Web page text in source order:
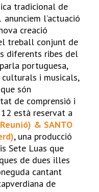
tradicional de
l’actuació
creació
treball conjunt de
diferents ribes del
portuguesa,
i musicals,
són
de comprensió i
està reservat a
& SANTO
, una producció
Sete Luas que
de dues illes
cantant
de